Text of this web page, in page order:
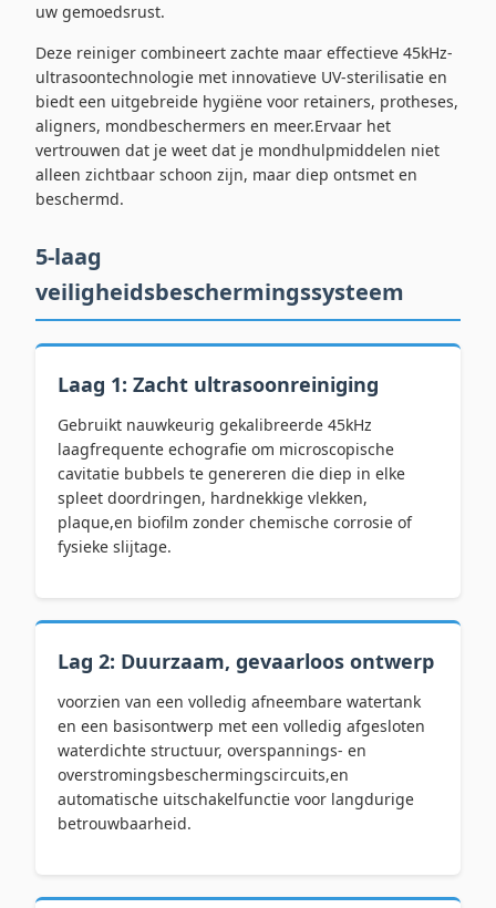
uw gemoedsrust.
Deze reiniger combineert zachte maar effectieve 45kHz-
ultrasoontechnologie met innovatieve UV-sterilisatie en
biedt een uitgebreide hygiëne voor retainers, protheses,
aligners, mondbeschermers en meer.Ervaar het
vertrouwen dat je weet dat je mondhulpmiddelen niet
alleen zichtbaar schoon zijn, maar diep ontsmet en
beschermd.
5-laag
veiligheidsbeschermingssysteem
Laag 1: Zacht ultrasoonreiniging
Gebruikt nauwkeurig gekalibreerde 45kHz
laagfrequente echografie om microscopische
cavitatie bubbels te genereren die diep in elke
spleet doordringen, hardnekkige vlekken,
plaque,en biofilm zonder chemische corrosie of
fysieke slijtage.
Lag 2: Duurzaam, gevaarloos ontwerp
voorzien van een volledig afneembare watertank
en een basisontwerp met een volledig afgesloten
waterdichte structuur, overspannings- en
overstromingsbeschermingscircuits,en
automatische uitschakelfunctie voor langdurige
betrouwbaarheid.